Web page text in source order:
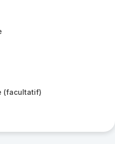
(facultatif)